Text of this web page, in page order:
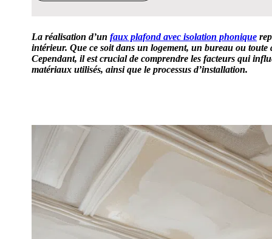
La réalisation d’un faux plafond avec isolation phonique
intérieur. Que ce soit dans un logement, un bureau ou toute
Cependant, il est crucial de comprendre les facteurs qui
matériaux utilisés, ainsi que le processus d’installation.